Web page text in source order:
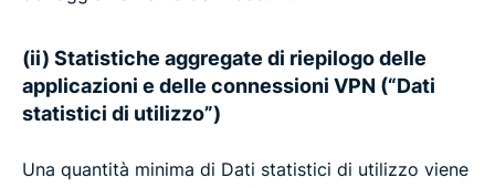
(ii) Statistiche aggregate di riepilogo delle
applicazioni e delle connessioni VPN (“Dati
statistici di utilizzo”)
Una quantità minima di Dati statistici di utilizzo viene